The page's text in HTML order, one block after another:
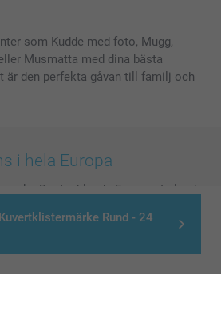
Rund - 24
som Kudde med foto, Mugg,
Musmatta med dina bästa
är den perfekta gåvan till familj och
i hela Europa
Deutschland France
Ireland
Österreich Schweiz Suisse